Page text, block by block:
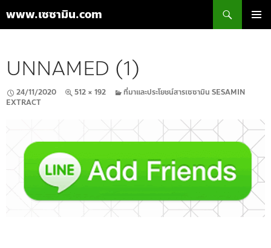
www.เซซามิน.com
เนื้อหา
UNNAMED (1)
24/11/2020 512 × 192
ที่มาและประโยชน์สารเซซามิน SESAMIN
EXTRACT